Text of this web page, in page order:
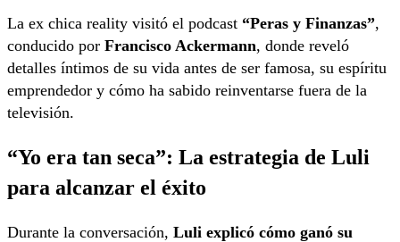
La ex chica reality visitó el podcast “Peras y Finanzas”,
conducido por Francisco Ackermann, donde reveló
detalles íntimos de su vida antes de ser famosa, su espíritu
emprendedor y cómo ha sabido reinventarse fuera de la
televisión.
“Yo era tan seca”: La estrategia de Luli
para alcanzar el éxito
Durante la conversación, Luli explicó cómo ganó su